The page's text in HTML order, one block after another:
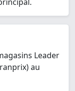
Leader
au